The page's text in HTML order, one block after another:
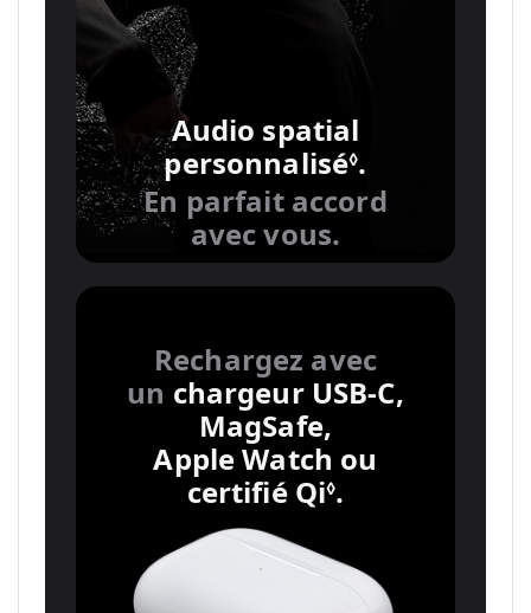
Audio spatial
personnalisé◊.
aux
légales.
En parfait accord
avec vous.
Rechargez avec
un chargeur USB-C,
MagSafe,
Apple Watch ou
certifié Qi◊.
mentions
légales.